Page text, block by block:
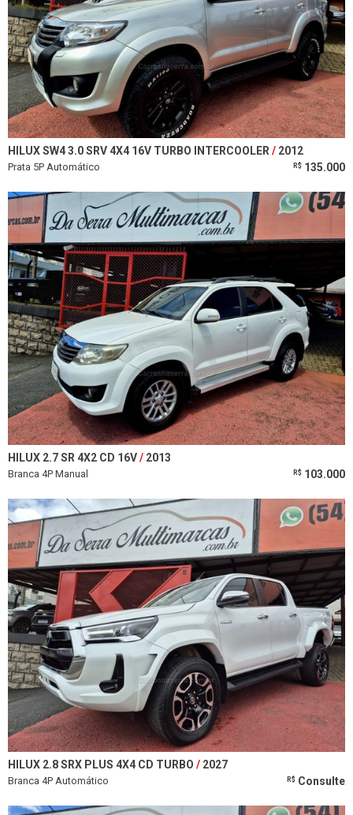
HILUX SW4 3.0 SRV 4X4 16V TURBO INTERCOOLER 2012
Prata 5P Automático R$ 135.000
HILUX 2.7 SR 4X2 CD 16V 2013
Branca 4P Manual R$ 103.000
HILUX 2.8 SRX PLUS 4X4 CD TURBO 2027
Branca 4P Automático R$ Consulte